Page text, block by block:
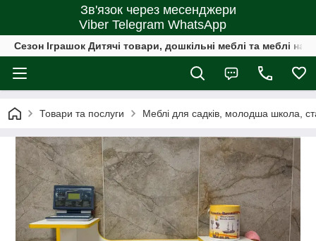
Зв'язок через месенджери
Viber Telegram WhatsApp
Сезон Іграшок Дитячі товари, дошкільні меблі та меблі на
Товари та послуги Меблі для садків, молодша школа,